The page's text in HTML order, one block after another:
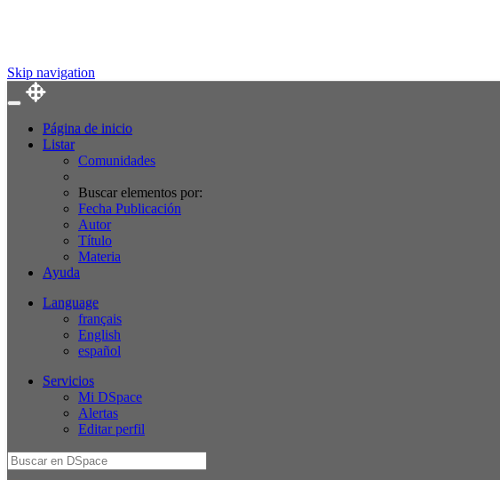
Skip navigation
Página de inicio
Listar
Comunidades
Buscar elementos por:
Fecha Publicación
Autor
Título
Materia
Ayuda
Language
français
English
español
Servicios
Mi DSpace
Alertas
Editar perfil